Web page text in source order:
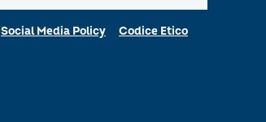
Social Media Policy Codice Etico